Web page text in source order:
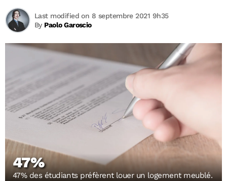
By Paolo Garoscio
Last modified on 8 septembre 2021 9h35
47%
47% des étudiants préfèrent louer un logement meublé.